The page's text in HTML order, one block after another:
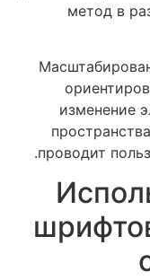
метод в
изменение
проводит